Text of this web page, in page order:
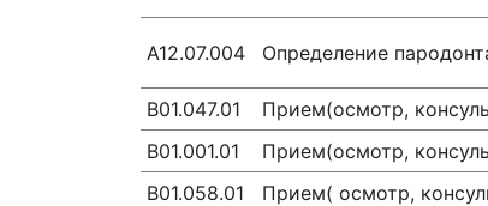
А12.07.004 Определение
В01.047.01
Прием(осмотр,
В01.001.01
Прием(осмотр,
В01.058.01
Прием( осмотр,